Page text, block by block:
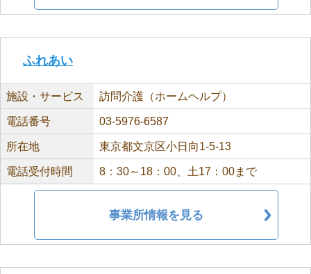
ふれあい
施設・サービス 訪問介護（ホームヘルプ）
電話番号 03-5976-6587
所在地 東京都文京区小日向1-5-13
電話受付時間 8：30～18：00、土17：00まで
事業所情報を見る